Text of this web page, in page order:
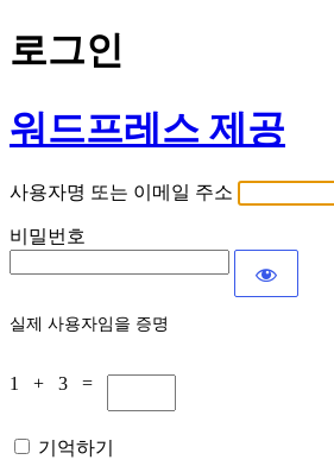
로그인
워드프레스 제공
사용자명 또는 이메일 주소
비밀번호
실제 사용자임을 증명
1 + 3 =
기억하기